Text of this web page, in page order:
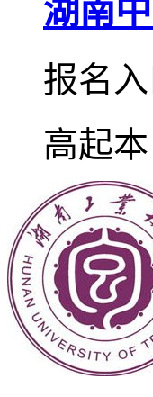
湖南
报名入
高起